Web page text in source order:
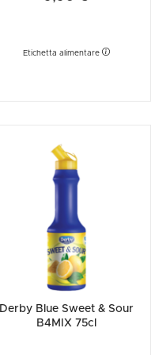
Etichetta alimentare
Derby Blue Sweet & Sour
B4MIX 75cl